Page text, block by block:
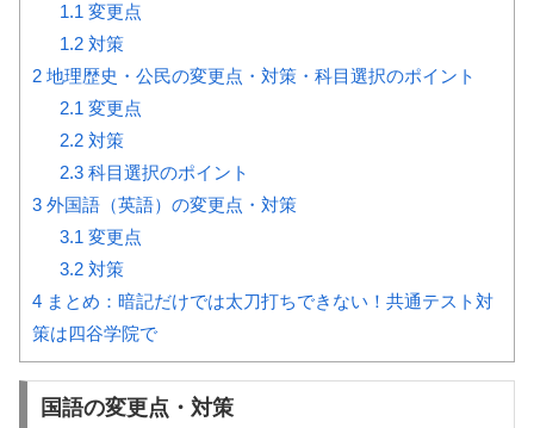
1.1 変更点
1.2対策
2 地理歴史・公民の変更点・対策・科目選択のポイント
2.1 変更点
2.2対策
2.3科目選択のポイント
3 外国語（英語）の変更点・対策
3.1 変更点
3.2対策
4 まとめ：暗記だけでは太刀打ちできない！共通テスト対
策は四谷学院で
国語の変更点・対策